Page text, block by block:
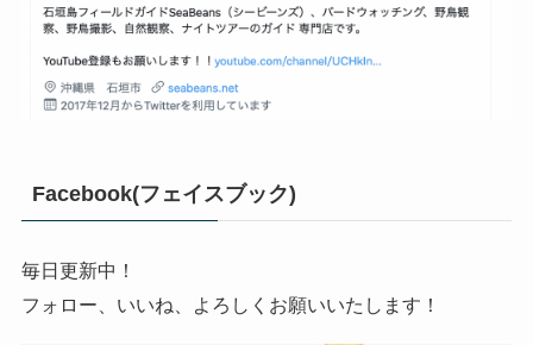
Facebook(フェイスブック)
毎日更新中！
フォロー、いいね、よろしくお願いいたします！